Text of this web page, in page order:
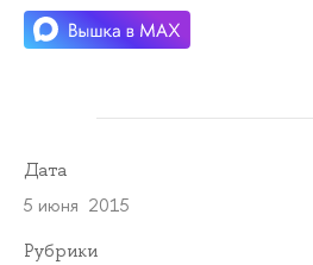
Дата
5 июня 2015
Рубрики